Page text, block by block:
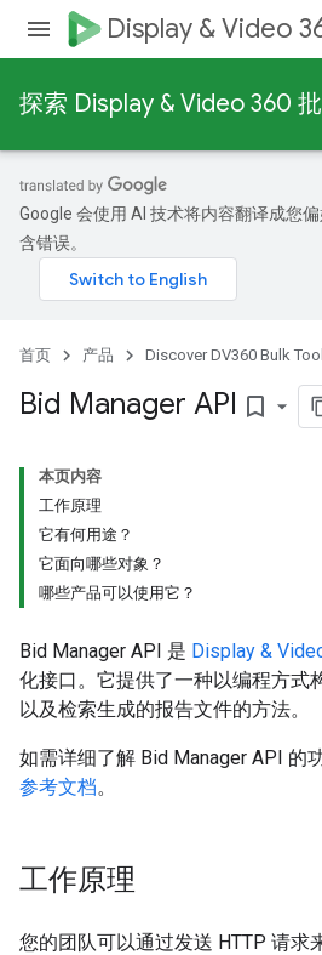
Display & Video
探索 Display & Video 360
Google 会使用 AI 技术将内容翻译成您
含错误。
首页 产品 Discover DV360 Bulk
Bid Manager API bookmark_border
本页内容
工作原理
它有何用途？
它面向哪些对象？
哪些产品可以使用它？
Bid Manager API 是 Display &
化接口。它提供了一种以编程方式
以及检索生成的报告文件的方法。
如需详细了解 Bid Manager API 的
参考文档。
工作原理
您的团队可以通过发送 HTTP 请求